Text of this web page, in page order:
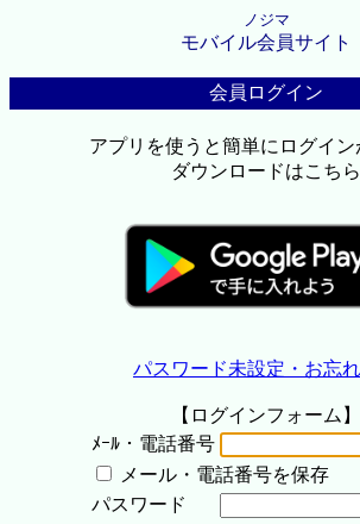
ノジマ
モバイル会員サイト
会員ログイン
アプリを使うと簡単にログイ
ダウンロードはこちら
パスワード未設定・お忘
【ログインフォーム】
ﾒｰﾙ・電話番号
メール・電話番号を保存
パスワード